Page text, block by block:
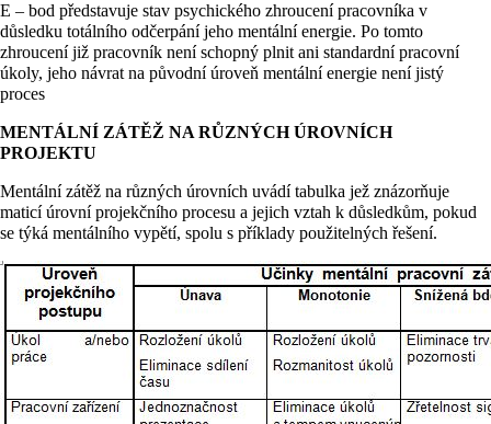
E – bod představuje stav psychického zhroucení pracovníka v
důsledku totálního odčerpání jeho mentální energie. Po tomto
zhroucení již pracovník není schopný plnit ani standardní pracovní
úkoly, jeho návrat na původní úroveň mentální energie není jistý
proces
MENTÁLNÍ ZÁTĚŽ NA RŮZNÝCH ÚROVNÍCH
PROJEKTU
Mentální zátěž na různých úrovních uvádí tabulka jež znázorňuje
maticí úrovní projekčního procesu a jejich vztah k důsledkům, pokud
se týká mentálního vypětí, spolu s příklady použitelných řešení.